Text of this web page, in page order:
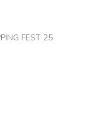
FEST 25